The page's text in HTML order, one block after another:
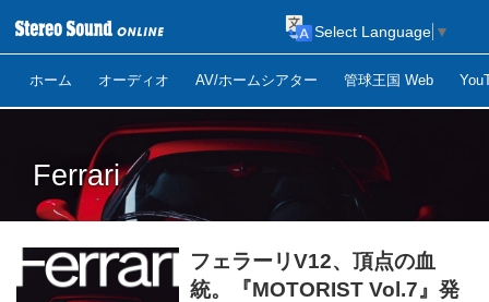
ホーム オーディオ AV/ホームシアター 管球王国 Web
Select Language ▼
Ferrari
フェラーリV12、頂点の血
統。『MOTORIST Vol.7』発